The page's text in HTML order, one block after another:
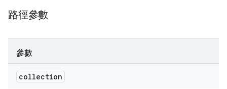
路徑參數
參數
collection